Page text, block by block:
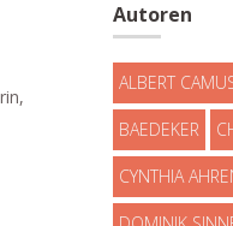
Autoren
ALBERT
BAEDEKER
CYNTHIA